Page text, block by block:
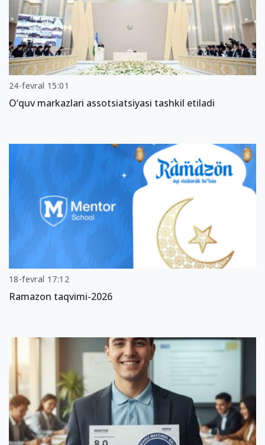
24-fevral 15:01
O‘quv markazlari assotsiatsiyasi tashkil etiladi
18-fevral 17:12
Ramazon taqvimi-2026